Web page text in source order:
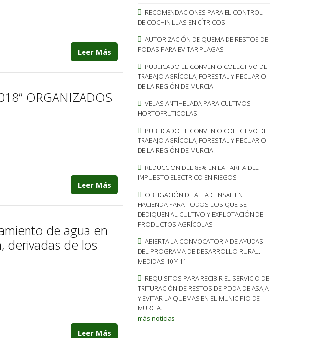
Leer Más
ORGANIZADOS
Leer Más
de agua en
derivadas de los
Leer Más
RECOMENDACIONES PARA EL CONTROL
DE COCHINILLAS EN CÍTRICOS
AUTORIZACIÓN DE QUEMA DE RESTOS DE
PODAS PARA EVITAR PLAGAS
PUBLICADO EL CONVENIO COLECTIVO DE
TRABAJO AGRÍCOLA, FORESTAL Y PECUARIO
DE LA REGIÓN DE MURCIA
VELAS ANTIHELADA PARA CULTIVOS
HORTOFRUTICOLAS
PUBLICADO EL CONVENIO COLECTIVO DE
TRABAJO AGRÍCOLA, FORESTAL Y PECUARIO
DE LA REGIÓN DE MURCIA.
REDUCCION DEL 85% EN LA TARIFA DEL
IMPUESTO ELECTRICO EN RIEGOS
OBLIGACIÓN DE ALTA CENSAL EN
HACIENDA PARA TODOS LOS QUE SE
DEDIQUEN AL CULTIVO Y EXPLOTACIÓN DE
PRODUCTOS AGRÍCOLAS
ABIERTA LA CONVOCATORIA DE AYUDAS
DEL PROGRAMA DE DESARROLLO RURAL.
MEDIDAS 10 Y 11
REQUISITOS PARA RECIBIR EL SERVICIO DE
TRITURACIÓN DE RESTOS DE PODA DE ASAJA
Y EVITAR LA QUEMAS EN EL MUNICIPIO DE
MURCIA..
más noticias